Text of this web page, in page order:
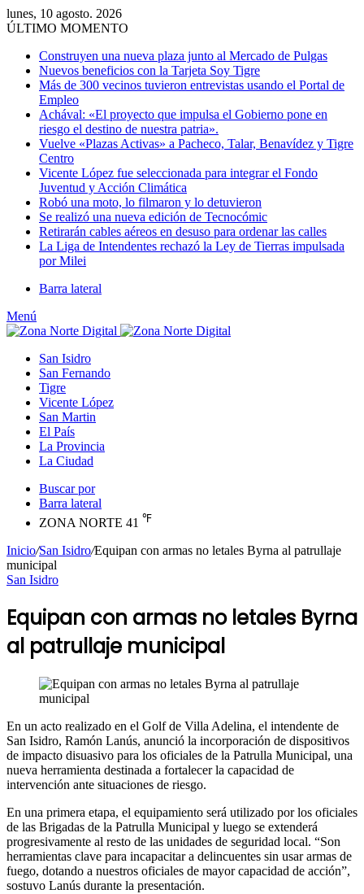
lunes, 10 agosto. 2026
ÚLTIMO MOMENTO
Construyen una nueva plaza junto al Mercado de Pulgas
Nuevos beneficios con la Tarjeta Soy Tigre
Más de 300 vecinos tuvieron entrevistas usando el Portal de
Empleo
Achával: «El proyecto que impulsa el Gobierno pone en
riesgo el destino de nuestra patria».
Vuelve «Plazas Activas» a Pacheco, Talar, Benavídez y Tigre
Centro
Vicente López fue seleccionada para integrar el Fondo
Juventud y Acción Climática
Robó una moto, lo filmaron y lo detuvieron
Se realizó una nueva edición de Tecnocómic
Retirarán cables aéreos en desuso para ordenar las calles
La Liga de Intendentes rechazó la Ley de Tierras impulsada
por Milei
Barra lateral
Menú
San Isidro
San Fernando
Tigre
Vicente López
San Martin
El País
La Provincia
La Ciudad
Buscar por
Barra lateral
ZONA NORTE 41 ℉
Inicio/San Isidro/Equipan con armas no letales Byrna al patrullaje
municipal
San Isidro
Equipan con armas no letales Byrna
al patrullaje municipal
En un acto realizado en el Golf de Villa Adelina, el intendente de
San Isidro, Ramón Lanús, anunció la incorporación de dispositivos
de impacto disuasivo para los oficiales de la Patrulla Municipal, una
nueva herramienta destinada a fortalecer la capacidad de
intervención ante situaciones de riesgo.
En una primera etapa, el equipamiento será utilizado por los oficiales
de las Brigadas de la Patrulla Municipal y luego se extenderá
progresivamente al resto de las unidades de seguridad local. “Son
herramientas clave para incapacitar a delincuentes sin usar armas de
fuego, dotando a nuestros oficiales de mayor capacidad de acción”,
sostuvo Lanús durante la presentación.